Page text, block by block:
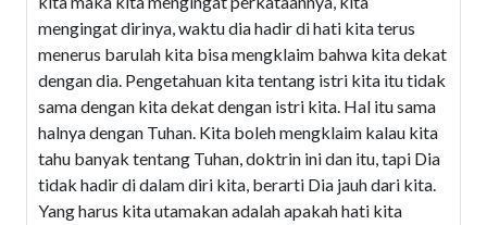
mengingat dirinya, waktu dia hadir di hati kita terus
menerus barulah kita bisa mengklaim bahwa kita dekat
dengan dia. Pengetahuan kita tentang istri kita itu tidak
sama dengan kita dekat dengan istri kita. Hal itu sama
halnya dengan Tuhan. Kita boleh mengklaim kalau kita
tahu banyak tentang Tuhan, doktrin ini dan itu, tapi Dia
tidak hadir di dalam diri kita, berarti Dia jauh dari kita.
Yang harus kita utamakan adalah apakah hati kita